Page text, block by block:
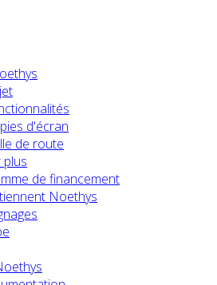
d'écran
de route
plus
de financement
Noethys